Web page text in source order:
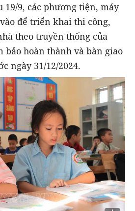
19/9, các phương tiện, máy
để triển khai thi công,
theo truyền thống của
bảo hoàn thành và bàn giao
ngày 31/12/2024.